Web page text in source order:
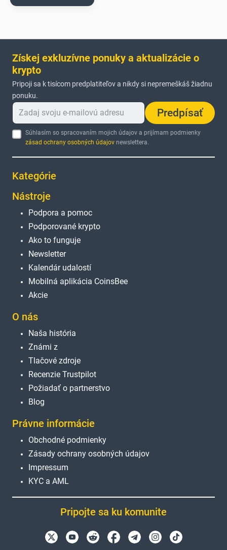
Získej exkluzívne ponuky a aktualizácie o
krypto
Pripoji sa k tisícom predplatiteľov a nikdy si nepremeškáš žiadnu
ponuku.
Predpísať
Súhlasím so spracovaním mojich údajov a prijímam podmienky
zásad ochrany osobných údajov newslettera.
Kategórie
Nástroje
Podpora a pomoc
Podporované krypto
Ako to funguje
Newsletter
Kalendár udalostí
Mobilná aplikácia CoinsBee
Akcie
O nás
Naša história
Známi z
Tlačové zdroje
Recenzie Trustpilot
Požiadať o partnerstvo
Blog
Právne informácie
Obchodné podmienky
Zásady ochrany osobných údajov
Impressum
KYC a AML
Pripojte sa ku komunite